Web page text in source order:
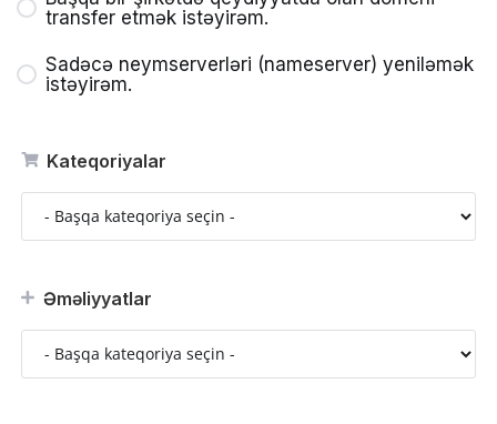
Kateqoriyalar
Əməliyyatlar
transfer etmək istəyirəm.
Sadəcə neymserverləri (nameserver) yeniləmək
istəyirəm.